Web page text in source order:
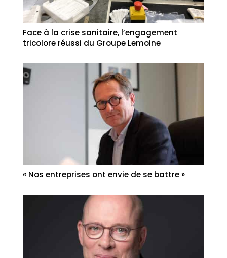
Face à la crise sanitaire, l’engagement
tricolore réussi du Groupe Lemoine
« Nos entreprises ont envie de se battre »